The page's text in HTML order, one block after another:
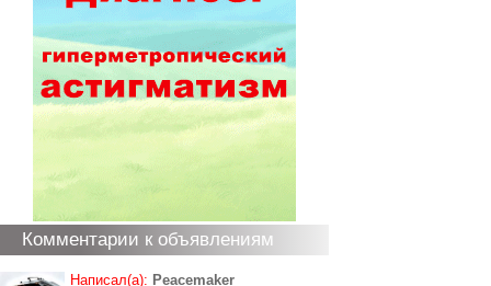
Комментарии к объявлениям
Написал(а): Peacemaker